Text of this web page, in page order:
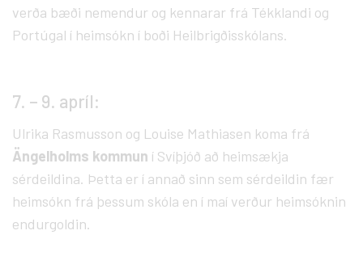
verða bæði nemendur og kennarar frá Tékklandi og
Portúgal í heimsókn í boði Heilbrigðisskólans.
7. – 9. apríl:
Ulrika Rasmusson og Louise Mathiasen koma frá
Ängelholms kommun í Svíþjóð að heimsækja
sérdeildina. Þetta er í annað sinn sem sérdeildin fær
heimsókn frá þessum skóla en í maí verður heimsóknin
endurgoldin.